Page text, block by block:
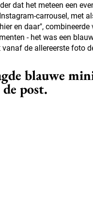
dat het meteen een
carrousel, met
en daar", combineerde
- het was een
de allereerste foto
blauwe
post.